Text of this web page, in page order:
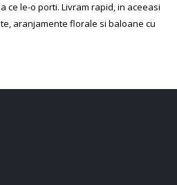
ce le-o porti. Livram rapid, in aceeasi
aranjamente florale si baloane cu